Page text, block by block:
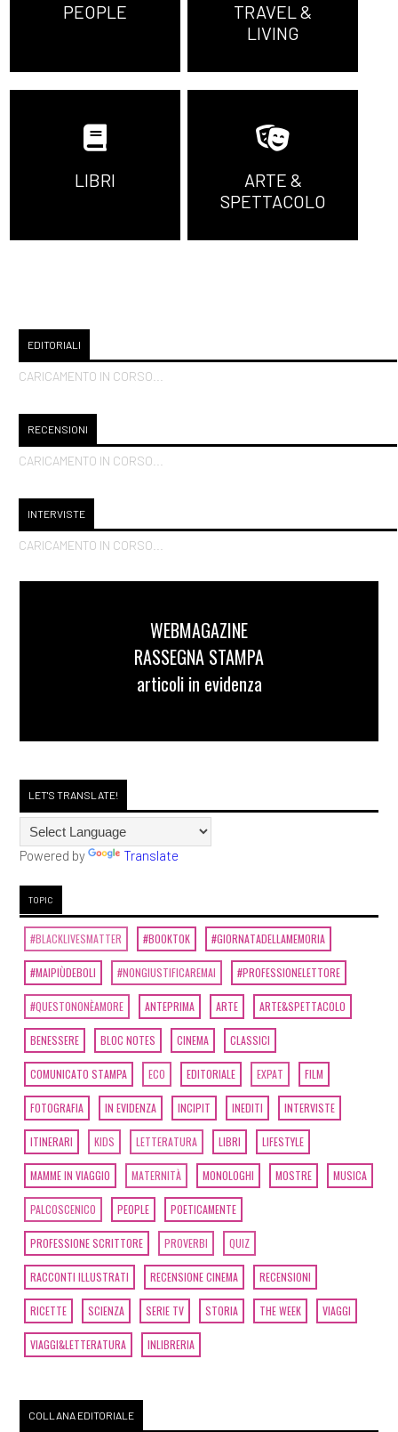
PEOPLE
TRAVEL &
LIVING
LIBRI
ARTE &
SPETTACOLO
EDITORIALI
CARICAMENTO IN CORSO...
RECENSIONI
CARICAMENTO IN CORSO...
INTERVISTE
CARICAMENTO IN CORSO...
WEBMAGAZINE
RASSEGNA STAMPA
articoli in evidenza
LET'S TRANSLATE!
Powered by Translate
TOPIC
#BLACKLIVESMATTER #BOOKTOK #GIORNATADELLAMEMORIA
#MAIPIÙDEBOLI #NONGIUSTIFICAREMAI #PROFESSIONELETTORE
#QUESTONONÈAMORE ANTEPRIMA ARTE ARTE&SPETTACOLO
BENESSERE BLOC NOTES CINEMA CLASSICI
COMUNICATO STAMPA ECO EDITORIALE EXPAT FILM
FOTOGRAFIA IN EVIDENZA INCIPIT INEDITI INTERVISTE
ITINERARI KIDS LETTERATURA LIBRI LIFESTYLE
MAMME IN VIAGGIO MATERNITÀ MONOLOGHI MOSTRE MUSICA
PALCOSCENICO PEOPLE POETICAMENTE
PROFESSIONE SCRITTORE PROVERBI QUIZ
RACCONTI ILLUSTRATI RECENSIONE CINEMA RECENSIONI
RICETTE SCIENZA SERIE TV STORIA THE WEEK VIAGGI
VIAGGI&LETTERATURA INLIBRERIA
COLLANA EDITORIALE